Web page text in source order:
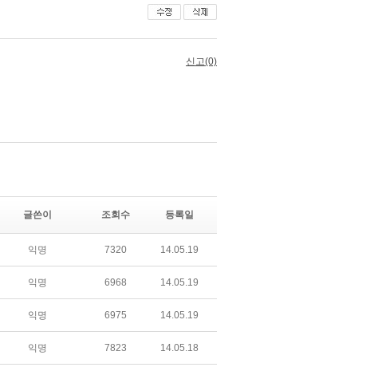
글쓴이 조회수 등록일
익명 7320 14.05.19
익명 6968 14.05.19
익명 6975 14.05.19
익명 7823 14.05.18